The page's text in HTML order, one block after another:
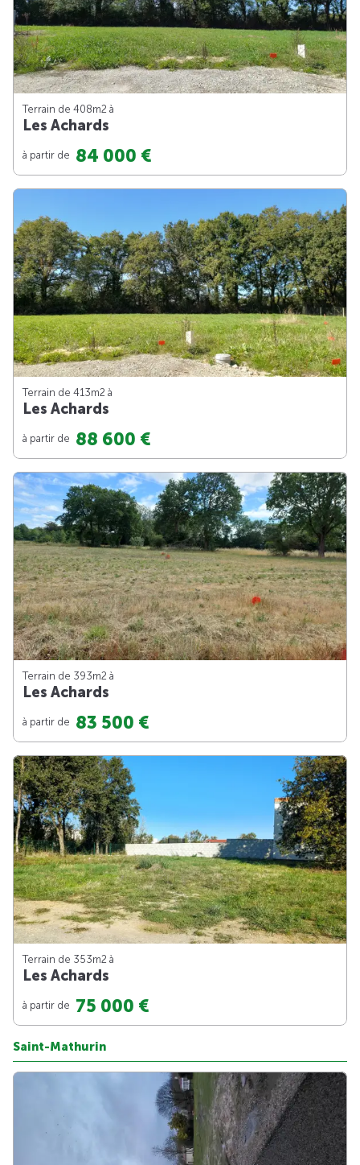
Terrain de 408m2 à
Les Achards
à partir de 84 000 €
Terrain de 413m2 à
Les Achards
à partir de 88 600 €
Terrain de 393m2 à
Les Achards
à partir de 83 500 €
Terrain de 353m2 à
Les Achards
à partir de 75 000 €
Saint-Mathurin